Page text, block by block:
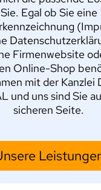
Sie. Egal ob Sie eine
Firmenwebsite
Online-Shop
mit der Kanzlei
und uns sind Sie
sicheren Seite.